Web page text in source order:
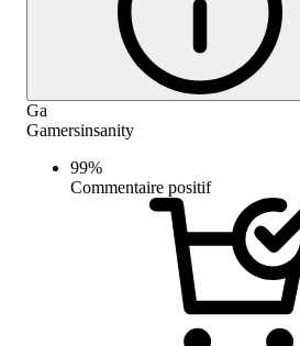
Ga
Gamersinsanity
99%
Commentaire positif